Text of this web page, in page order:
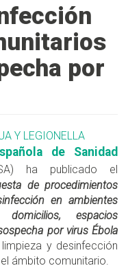
por
Y LEGIONELLA
de Sanidad
ha publicado el
de procedimientos
en ambientes
domicilios, espacios
por virus Ébola
y desinfección
ámbito comunitario.